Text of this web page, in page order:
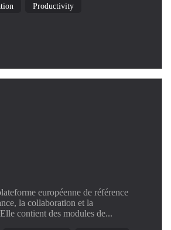
Productivity
européenne de référence
la collaboration et la
contient des modules de...